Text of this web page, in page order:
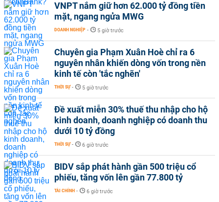
VNPT nắm giữ hơn 62.000 tỷ đồng tiền
mặt, ngang ngửa MWG
DOANH NGHIỆP - 5 giờ trước
Chuyên gia Phạm Xuân Hoè chỉ ra 6
nguyên nhân khiến dòng vốn trong nền
kinh tế còn 'tắc nghẽn'
THỜI SỰ - 5 giờ trước
Đề xuất miễn 30% thuế thu nhập cho hộ
kinh doanh, doanh nghiệp có doanh thu
dưới 10 tỷ đồng
THỜI SỰ - 6 giờ trước
BIDV sắp phát hành gần 500 triệu cổ
phiếu, tăng vốn lên gần 77.800 tỷ
TÀI CHÍNH - 6 giờ trước